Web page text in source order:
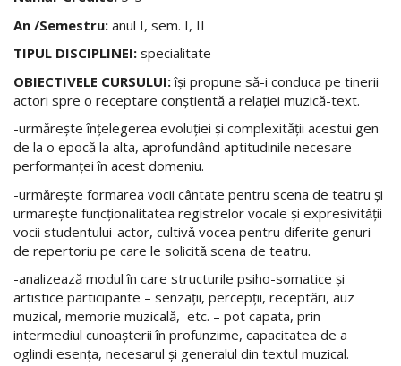
An /Semestru: anul I, sem. I, II
TIPUL DISCIPLINEI: specialitate
OBIECTIVELE CURSULUI:îşi propune să-i conduca pe tinerii
actori spre o receptare conştientă a relaţiei muzică-text.
-urmăreşte înţelegerea evoluţiei şi complexităţii acestui gen
de la o epocă la alta, aprofundând aptitudinile necesare
performanţei în acest domeniu.
-urmǎreşte formarea vocii cântate pentru scena de teatru şi
urmareşte funcţionalitatea registrelor vocale şi expresivitǎţii
vocii studentului-actor, cultivǎ vocea pentru diferite genuri
de repertoriu pe care le solicitǎ scena de teatru.
-analizează modul în care structurile psiho-somatice şi
artistice participante – senzaţii, percepţii, receptări, auz
muzical, memorie muzicală, etc. – pot capata, prin
intermediul cunoaşterii în profunzime, capacitatea de a
oglindi esenţa, necesarul şi generalul din textul muzical.